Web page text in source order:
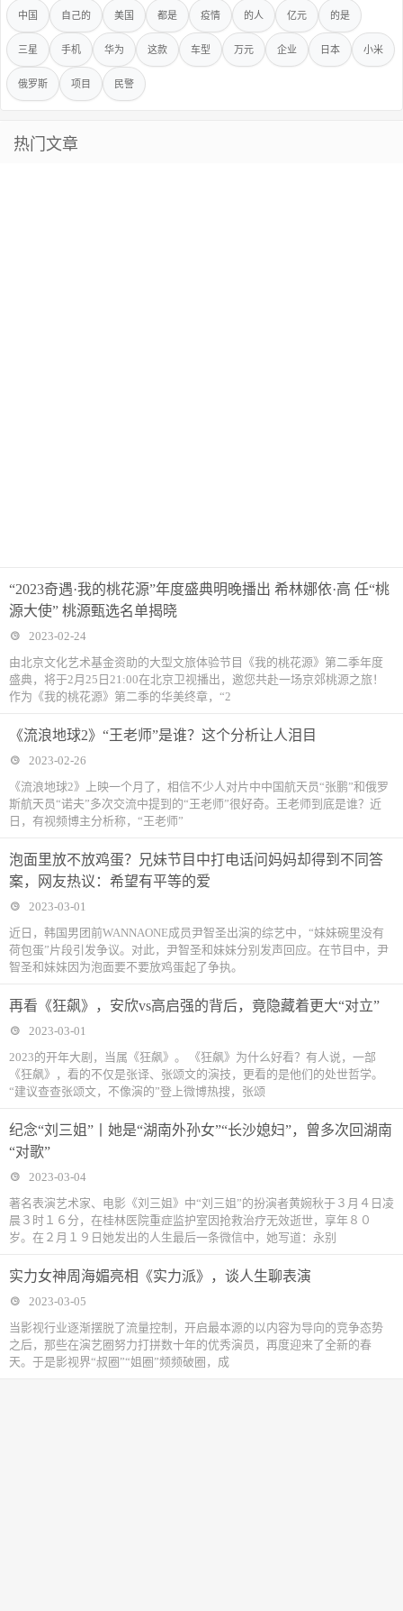
中国 自己的 美国 都是 疫情 的人 亿元 的是
三星 手机 华为 这款 车型 万元 企业 日本 小米
俄罗斯 项目 民警
热门文章
“2023奇遇·我的桃花源”年度盛典明晚播出 希林娜依·高 任“桃
源大使” 桃源甄选名单揭晓
2023-02-24
由北京文化艺术基金资助的大型文旅体验节目《我的桃花源》第二季年度
盛典，将于2月25日21:00在北京卫视播出，邀您共赴一场京郊桃源之旅！
作为《我的桃花源》第二季的华美终章，“2
《流浪地球2》“王老师”是谁？这个分析让人泪目
2023-02-26
《流浪地球2》上映一个月了，相信不少人对片中中国航天员“张鹏”和俄罗
斯航天员“诺夫”多次交流中提到的“王老师”很好奇。王老师到底是谁？近
日，有视频博主分析称，“王老师”
泡面里放不放鸡蛋？兄妹节目中打电话问妈妈却得到不同答
案，网友热议：希望有平等的爱
2023-03-01
近日，韩国男团前WANNAONE成员尹智圣出演的综艺中，“妹妹碗里没有
荷包蛋”片段引发争议。对此，尹智圣和妹妹分别发声回应。在节目中，尹
智圣和妹妹因为泡面要不要放鸡蛋起了争执。
再看《狂飙》，安欣vs高启强的背后，竟隐藏着更大“对立”
2023-03-01
2023的开年大剧，当属《狂飙》。 《狂飙》为什么好看？有人说，一部
《狂飙》，看的不仅是张译、张颂文的演技，更看的是他们的处世哲学。
“建议查查张颂文，不像演的”登上微博热搜，张颂
纪念“刘三姐”丨她是“湖南外孙女”“长沙媳妇”，曾多次回湖南
“对歌”
2023-03-04
著名表演艺术家、电影《刘三姐》中“刘三姐”的扮演者黄婉秋于３月４日凌
晨３时１６分，在桂林医院重症监护室因抢救治疗无效逝世，享年８０
岁。在２月１９日她发出的人生最后一条微信中，她写道：永别
实力女神周海媚亮相《实力派》，谈人生聊表演
2023-03-05
当影视行业逐渐摆脱了流量控制，开启最本源的以内容为导向的竞争态势
之后，那些在演艺圈努力打拼数十年的优秀演员，再度迎来了全新的春
天。于是影视界“叔圈”“姐圈”频频破圈，成